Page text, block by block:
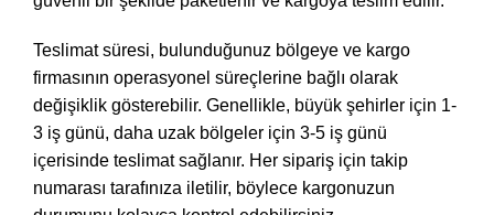
Teslimat süresi, bulunduğunuz bölgeye ve kargo
firmasının operasyonel süreçlerine bağlı olarak
değişiklik gösterebilir. Genellikle, büyük şehirler için 1-
3 iş günü, daha uzak bölgeler için 3-5 iş günü
içerisinde teslimat sağlanır. Her sipariş için takip
numarası tarafınıza iletilir, böylece kargonuzun